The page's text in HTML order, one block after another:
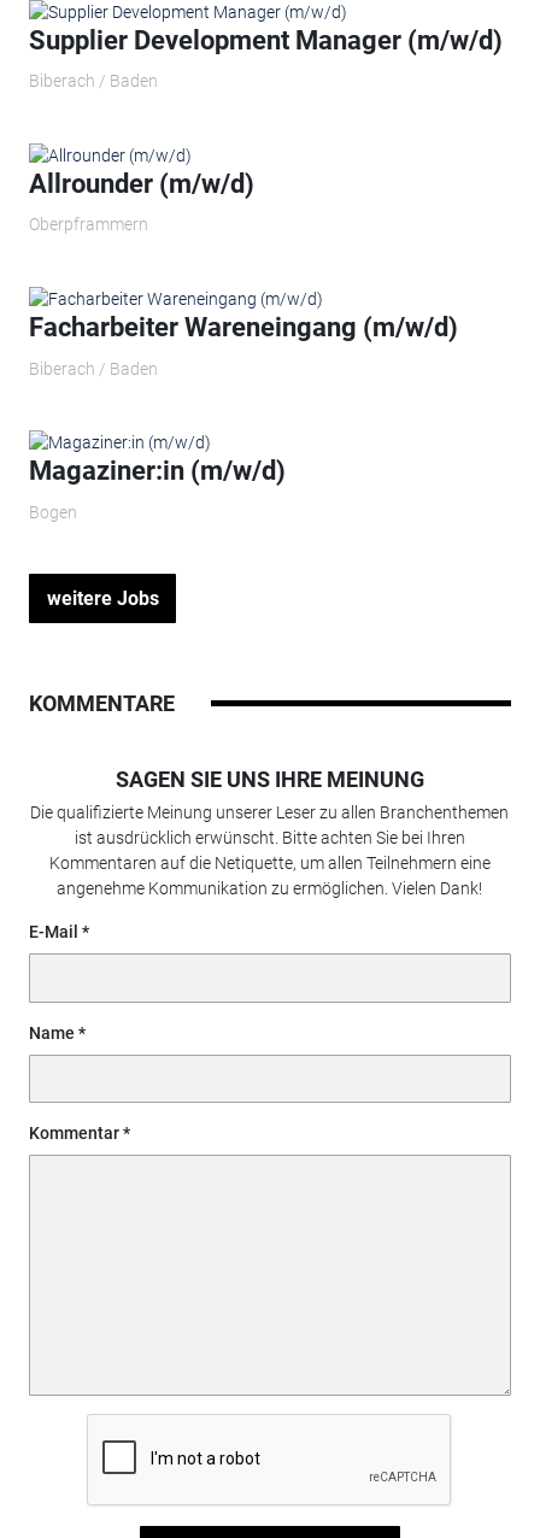
Supplier Development Manager (m/w/d)
Biberach / Baden
Allrounder (m/w/d)
Oberpframmern
Facharbeiter Wareneingang (m/w/d)
Biberach / Baden
Magaziner:in (m/w/d)
Bogen
weitere Jobs
KOMMENTARE
SAGEN SIE UNS IHRE MEINUNG
Die qualifizierte Meinung unserer Leser zu allen Branchenthemen
ist ausdrücklich erwünscht. Bitte achten Sie bei Ihren
Kommentaren auf die Netiquette, um allen Teilnehmern eine
angenehme Kommunikation zu ermöglichen. Vielen Dank!
E-Mail
Name
Kommentar